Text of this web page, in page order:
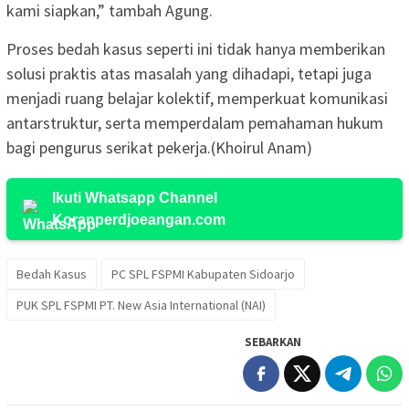
kami siapkan,” tambah Agung.
Proses bedah kasus seperti ini tidak hanya memberikan
solusi praktis atas masalah yang dihadapi, tetapi juga
menjadi ruang belajar kolektif, memperkuat komunikasi
antarstruktur, serta memperdalam pemahaman hukum
bagi pengurus serikat pekerja.(Khoirul Anam)
Ikuti Whatsapp Channel
Koranperdjoeangan.com
Bedah Kasus
PC SPL FSPMI Kabupaten Sidoarjo
PUK SPL FSPMI PT. New Asia International (NAI)
SEBARKAN